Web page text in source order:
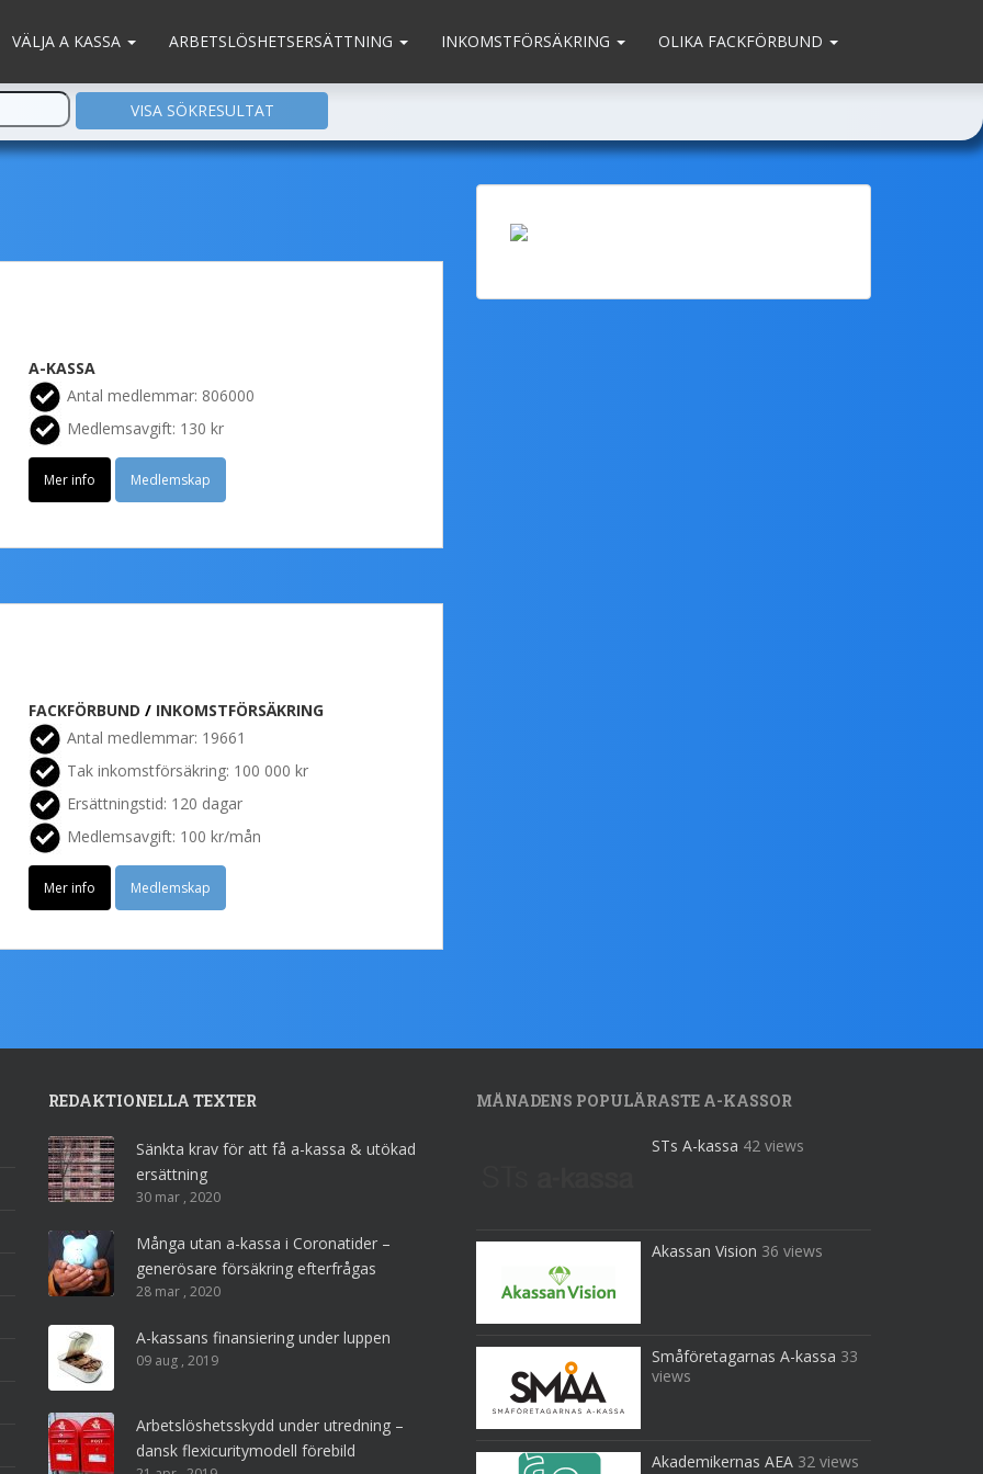
VÄLJA A KASSA ARBETSLÖSHETSERSÄTTNING INKOMSTFÖRSÄKRING OLIKA FACKFÖRBUND
A-KASSA
Antal medlemmar: 806000
Medlemsavgift: 130 kr
Mer info Medlemskap
FACKFÖRBUND / INKOMSTFÖRSÄKRING
Antal medlemmar: 19661
Tak inkomstförsäkring: 100 000 kr
Ersättningstid: 120 dagar
Medlemsavgift: 100 kr/mån
Mer info Medlemskap
REDAKTIONELLA TEXTER
Sänkta krav för att få a-kassa & utökad
ersättning
30 mar , 2020
Många utan a-kassa i Coronatider –
generösare försäkring efterfrågas
28 mar , 2020
A-kassans finansiering under luppen
09 aug , 2019
Arbetslöshetsskydd under utredning –
dansk flexicuritymodell förebild
MÅNADENS POPULÄRASTE A-KASSOR
STs A-kassa 42 views
Akassan Vision 36 views
Småföretagarnas A-kassa 33
views
Akademikernas AEA 32 views